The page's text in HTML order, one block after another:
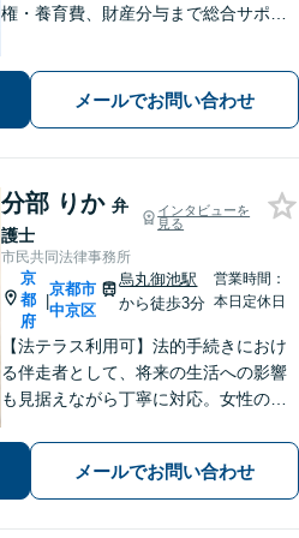
権・養育費、財産分与まで総合サポー
えて諦める前に、まずはあなたのご希
望をお聞かせください【休日・夜間相
メールでお問い合わせ
分部 りか 弁
護士
インタビューを
見る
市民共同法律事務所
京
都
府
|
京都市
中京区
烏丸御池駅
から徒歩3分
営業時間：
本日定休日
【法テラス利用可】法的手続きにおけ
る伴走者として、将来の生活への影響
も見据えながら丁寧に対応。女性の離
力。お気持ちを整理しつつ、手続きの
流れと見通しを分かりやすくお伝えし
ます。
メールでお問い合わせ